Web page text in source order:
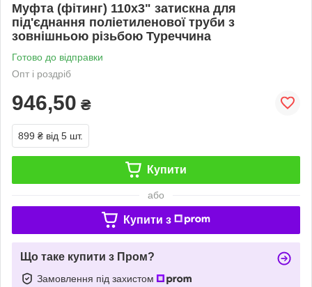
Муфта (фітинг) 110х3" затискна для
під'єднання поліетиленової труби з
зовнішньою різьбою Туреччина
Готово до відправки
Опт і роздріб
946,50 ₴
899 ₴ від 5 шт.
Купити
або
Купити з
Що таке купити з Пром?
Замовлення під захистом